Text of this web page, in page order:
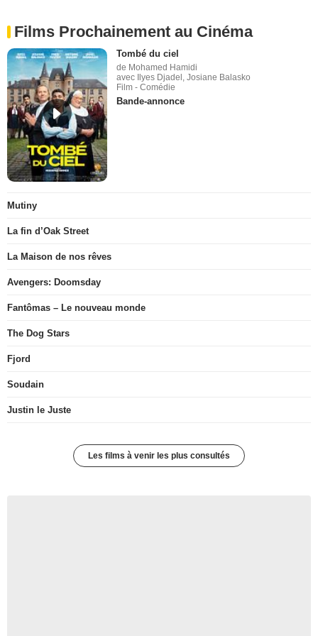
Films Prochainement au Cinéma
Tombé du ciel
de Mohamed Hamidi
avec Ilyes Djadel, Josiane Balasko
Film - Comédie
Bande-annonce
Mutiny
La fin d’Oak Street
La Maison de nos rêves
Avengers: Doomsday
Fantômas – Le nouveau monde
The Dog Stars
Fjord
Soudain
Justin le Juste
Les films à venir les plus consultés